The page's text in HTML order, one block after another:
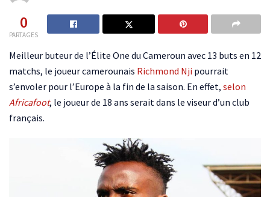
0
PARTAGES
Meilleur buteur de l’Élite One du Cameroun avec 13 buts en 12
matchs, le joueur camerounais Richmond Nji pourrait
s’envoler pour l’Europe à la fin de la saison. En effet, selon
Africafoot, le joueur de 18 ans serait dans le viseur d’un club
français.